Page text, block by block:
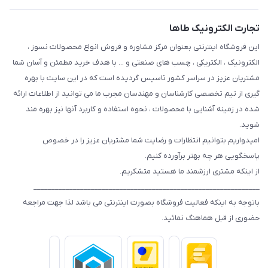
تجارت الکترونیک طاها
این فروشگاه اینترنتی بعنوان مرکز مشاوره و فروش انواع محصولات نسوز ،
الکترونیک ، الکتریکی ، چسب های صنعتی و ... با هدف خرید مطمئن و آسان شما
مشتریان عزیز در سراسر کشور تاسیس گردیده است که در این سایت با بهره
گیری از تیم تخصصی کارشناسان و مهندسان مجرب ما می توانید از اطلاعات ارائه
شده در زمینه آشنایی با محصولات ، نحوه استفاده و کاربرد آنها نیز بهره مند
شوید.
امیدواریم بتوانیم انتظارات و رضایت شما مشتریان عزیز را در خصوص
پاسخگویی هر چه بهتر برآورده کنیم.
از اینکه مشتری ارزشمند ما هستید متشکریم.
_______________________________________________________________
باتوجه به اینکه فعالیت فروشگاه بصورت اینترنتی می باشد لذا جهت مراجعه
حضوری از قبل هماهنگ نمائید.